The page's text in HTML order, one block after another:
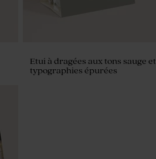
Etui à dragées aux tons sauge et
typographies épurées